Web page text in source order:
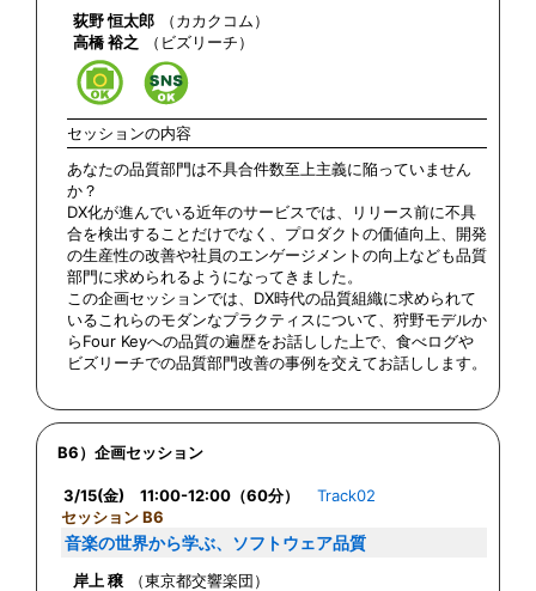
荻野 恒太郎
（カカクコム）
高橋 裕之
（ビズリーチ）
セッションの内容
あなたの品質部門は不具合件数至上主義に陥っていません
か？
DX化が進んでいる近年のサービスでは、リリース前に不具
合を検出することだけでなく、プロダクトの価値向上、開発
の生産性の改善や社員のエンゲージメントの向上なども品質
部門に求められるようになってきました。
この企画セッションでは、DX時代の品質組織に求められて
いるこれらのモダンなプラクティスについて、狩野モデルか
らFour Keyへの品質の遍歴をお話しした上で、食べログや
ビズリーチでの品質部門改善の事例を交えてお話しします。
B6）企画セッション
3/15(金) 11:00-12:00（60分）
Track02
セッション B6
音楽の世界から学ぶ、ソフトウェア品質
岸上 穣
（東京都交響楽団）